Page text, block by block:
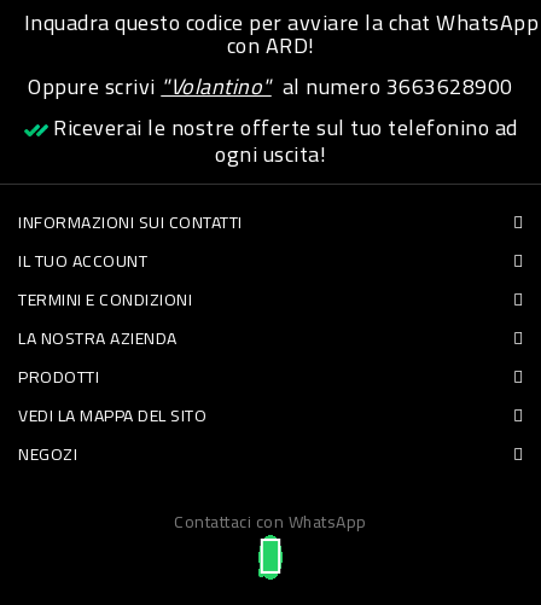
PET
PET
FOOD
FRESCHI
PIATTI
PRONTI
E
CONDIMENTI
Inquadra questo codice per avviare la chat WhatsApp
con ARD!
Oppure scrivi"Volantino"al numero3663628900
Riceverai le nostre offerte sul tuo telefonino ad
ogni uscita!
INFORMAZIONI SUI CONTATTI
IL TUO ACCOUNT
TERMINI E CONDIZIONI
LA NOSTRA AZIENDA
PRODOTTI
VEDI LA MAPPA DEL SITO
NEGOZI
Contattaci con WhatsApp